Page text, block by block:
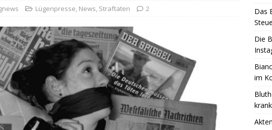
Lügenpresse, News, Straftaten 2
Das
Die
im